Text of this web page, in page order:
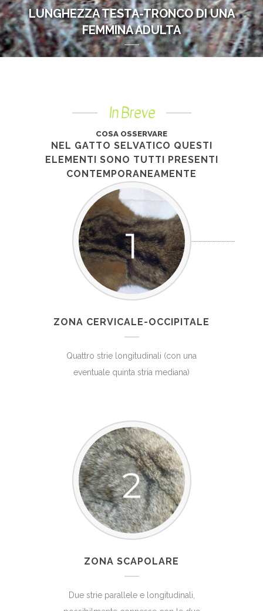
LUNGHEZZA TESTA-TRONCO DI UNA
FEMMINA ADULTA
In Breve
COSA OSSERVARE
NEL GATTO SELVATICO QUESTI
ELEMENTI SONO TUTTI PRESENTI
CONTEMPORANEAMENTE
1
ZONA CERVICALE-OCCIPITALE
Quattro strie longitudinali (con una
eventuale quinta stria mediana)
2
ZONA SCAPOLARE
Due strie parallele e longitudinali,